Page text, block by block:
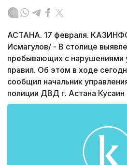
АСТАНА. 17 февраля.
Исмагулов/ - В столице
пребывающих с нарушениями
правил. Об этом в ходе
сообщил начальник
полиции ДВД г. Астана